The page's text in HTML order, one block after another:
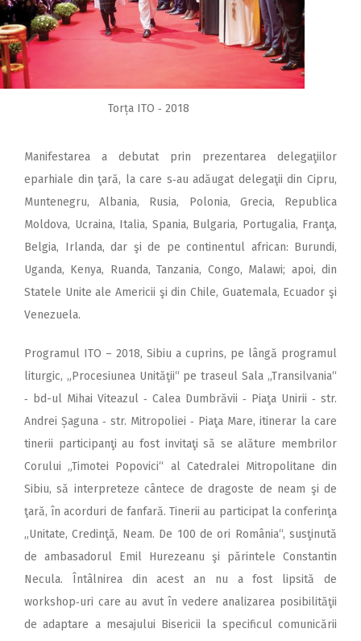
Torța ITO ‑ 2018
Manifestarea a debutat prin prezentarea delegaţiilor
eparhiale din ţară, la care s‑au adăugat delegaţii din Cipru,
Muntenegru, Albania, Rusia, Polonia, Grecia, Republica
Moldova, Ucraina, Italia, Spania, Bulgaria, Portugalia, Franţa,
Belgia, Irlanda, dar şi de pe continentul african: Burundi,
Uganda, Kenya, Ruanda, Tanzania, Congo, Malawi; apoi, din
Statele Unite ale Americii şi din Chile, Guatemala, Ecuador şi
Venezuela.
Programul ITO – 2018, Sibiu a cuprins, pe lângă programul
liturgic, „Procesiunea Unităţii“ pe traseul Sala „Transilvania“
‑ bd-ul Mihai Viteazul ‑ Calea Dumbrăvii ‑ Piaţa Unirii ‑ str.
Andrei Șaguna ‑ str. Mitropoliei ‑ Piaţa Mare, itinerar la care
tinerii participanţi au fost invitaţi să se alăture membrilor
Corului „Timotei Popovici“ al Catedralei Mitropolitane din
Sibiu, să interpreteze cântece de dragoste de neam şi de
ţară, în acorduri de fanfară. Tinerii au participat la conferinţa
„Unitate, Credinţă, Neam. De 100 de ori România“, susţinută
de ambasadorul Emil Hurezeanu şi părintele Constantin
Necula. Întâlnirea din acest an nu a fost lipsită de
workshop‑uri care au avut în vedere analizarea posibilităţii
de adaptare a mesajului Bisericii la specificul comunicării